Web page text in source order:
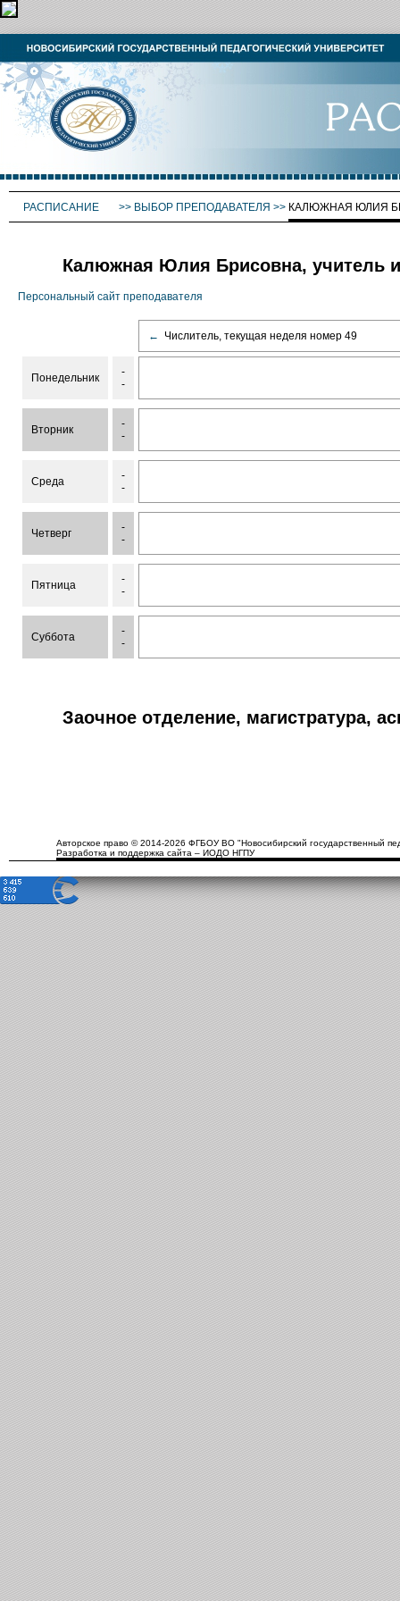
РАСПИСАНИЕ >> ВЫБОР ПРЕПОДАВАТЕЛЯ >> КАЛЮЖНАЯ ЮЛИЯ
Калюжная Юлия Брисовна, учитель
Персональный сайт преподавателя
← Числитель, текущая неделя номер 49
Понедельник
-
-
Вторник
-
-
Среда
-
-
Четверг
-
-
Пятница
-
-
Суббота
-
-
Заочное отделение, магистратура,
Авторское право © 2014-2026 ФГБОУ ВО "Новосибирский государственный
Разработка и поддержка сайта – ИОДО НГПУ